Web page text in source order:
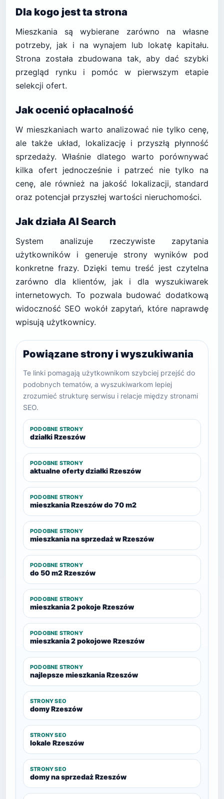
Dla kogo jest ta strona
Mieszkania są wybierane zarówno na własne
potrzeby, jak i na wynajem lub lokatę kapitału.
Strona została zbudowana tak, aby dać szybki
przegląd rynku i pomóc w pierwszym etapie
selekcji ofert.
Jak ocenić opłacalność
W mieszkaniach warto analizować nie tylko cenę,
ale także układ, lokalizację i przyszłą płynność
sprzedaży. Właśnie dlatego warto porównywać
kilka ofert jednocześnie i patrzeć nie tylko na
cenę, ale również na jakość lokalizacji, standard
oraz potencjał przyszłej wartości nieruchomości.
Jak działa AI Search
System analizuje rzeczywiste zapytania
użytkowników i generuje strony wyników pod
konkretne frazy. Dzięki temu treść jest czytelna
zarówno dla klientów, jak i dla wyszukiwarek
internetowych. To pozwala budować dodatkową
widoczność SEO wokół zapytań, które naprawdę
wpisują użytkownicy.
Powiązane strony i wyszukiwania
Te linki pomagają użytkownikom szybciej przejść do
podobnych tematów, a wyszukiwarkom lepiej
zrozumieć strukturę serwisu i relacje między stronami
SEO.
PODOBNE STRONY
działki Rzeszów
PODOBNE STRONY
aktualne oferty działki Rzeszów
PODOBNE STRONY
mieszkania Rzeszów do 70 m2
PODOBNE STRONY
mieszkania na sprzedaż w Rzeszów
PODOBNE STRONY
do 50 m2 Rzeszów
PODOBNE STRONY
mieszkania 2 pokoje Rzeszów
PODOBNE STRONY
mieszkania 2 pokojowe Rzeszów
PODOBNE STRONY
najlepsze mieszkania Rzeszów
STRONY SEO
domy Rzeszów
STRONY SEO
lokale Rzeszów
STRONY SEO
domy na sprzedaż Rzeszów